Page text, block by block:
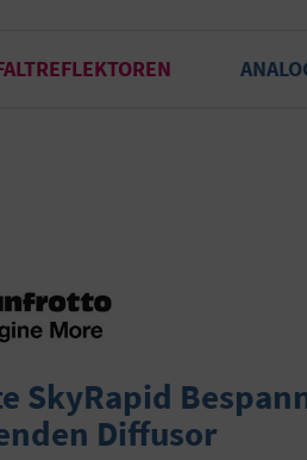
SkyRapid
Diffusor